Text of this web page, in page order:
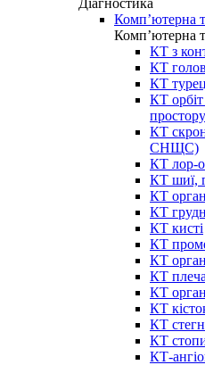
Діагностика
Комп’ютерна
Комп’ютерна
КТ з
КТ
КТ
КТ орбіт
простору
КТ
СНЩС)
КТ лор-
КТ шиї,
КТ
КТ
КТ кисті
КТ
КТ
КТ плеча
КТ
КТ
КТ
КТ
КТ-